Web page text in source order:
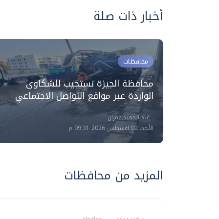
أخبار ذات صلة
محافظات
محافظة الجيزة تستجيب للشكاوى
الواردة عبر مواقع التواصل الاجتماعي
عبد الحميد عمران
الأحد، 02 اغسطس 2026 09:31 م
المزيد من محافظات